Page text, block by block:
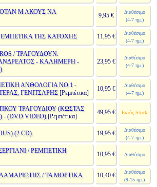
Μ ΑΚΟΥΣ ΝΑ
9,95 €
Διαθέσιμο
(4-7 ημ.)
ΤΗΣ ΚΑΤΟΧΗΣ 11,95 €
Διαθέσιμο
(4-7 ημ.)
/ ΤΡΑΓΟΥΔΟΥΝ:
- ΚΑΛΗΜΕΡΗ -
23,95 €
Διαθέσιμο
(4-7 ημ.)
ΑΝΘΟΛΟΓΙΑ ΝΟ.1 -
ΓΕΝΙΤΣΑΡΗΣ [Ρεμπέτικα]
10,95 €
Διαθέσιμο
(4-7 ημ.)
ΤΡΑΓΟΥΔΙΟΥ (ΚΩΣΤΑΣ
- (DVD VIDEO)[Ρεμπέτικα]
49,95 € Εκτός Stock
(2 CD) 19,95 €
Διαθέσιμο
(4-7 ημ.)
/ ΡΕΜΠΕΤΙΚΗ
10,95 € Διαθέσιμο
/ ΤΑ ΜΟΡΤΙΚΑ 10,40 €
Διαθέσιμο
(9-15 ημ.)